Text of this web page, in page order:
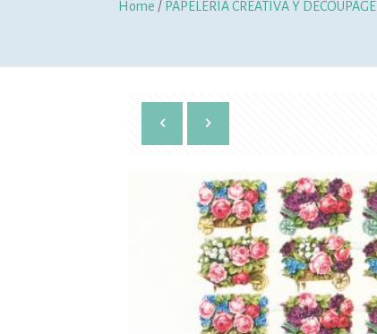
Home / PAPELERÍA CREATIVA Y DECOUPAGE